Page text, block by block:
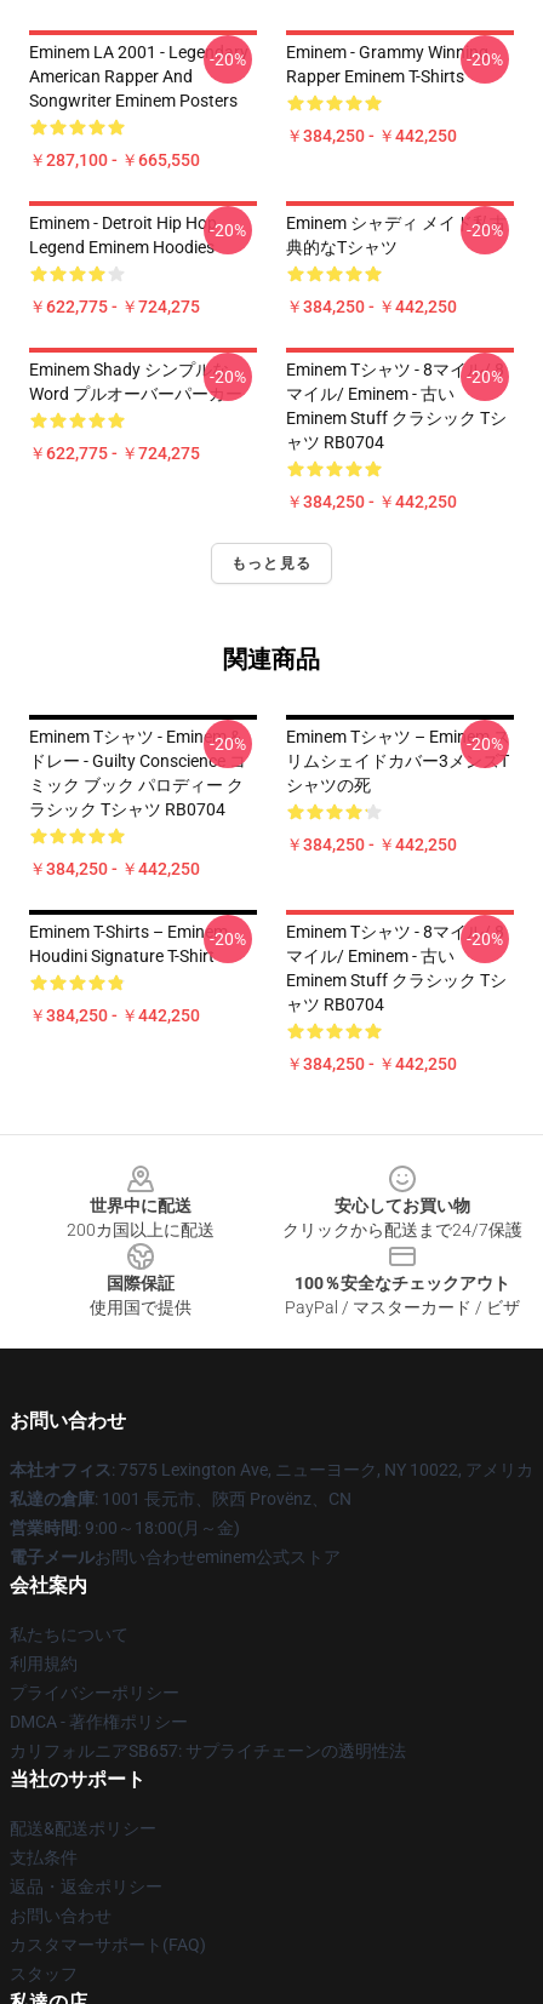
Eminem LA 2001 - Legendary
American Rapper And
Songwriter Eminem Posters
￥287,100 - ￥665,550
-20%
Eminem - Grammy Winning
Rapper Eminem T-Shirts
￥384,250 - ￥442,250
-20%
Eminem - Detroit Hip Hop
Legend Eminem Hoodies
￥622,775 - ￥724,275
-20%
Eminem シャディ メイド私古
典的なTシャツ
￥384,250 - ￥442,250
-20%
Eminem Shady シンプルな
Word プルオーバーパーカー
￥622,775 - ￥724,275
-20%
Eminem Tシャツ - 8マイル/ 8
マイル/ Eminem - 古い
Eminem Stuff クラシック Tシ
ャツ RB0704
￥384,250 - ￥442,250
-20%
もっと見る
関連商品
Eminem Tシャツ - Eminem &
ドレー - Guilty Conscience コ
ミック ブック パロディー ク
ラシック Tシャツ RB0704
￥384,250 - ￥442,250
-20%
Eminem Tシャツ – Eminem ス
リムシェイドカバー3メンズT
シャツの死
￥384,250 - ￥442,250
-20%
Eminem T-Shirts – Eminem
Houdini Signature T-Shirt
￥384,250 - ￥442,250
-20%
Eminem Tシャツ - 8マイル/ 8
マイル/ Eminem - 古い
Eminem Stuff クラシック Tシ
ャツ RB0704
￥384,250 - ￥442,250
-20%
世界中に配送
200カ国以上に配送
安心してお買い物
クリックから配送まで24/7保護
国際保証
使用国で提供
100％安全なチェックアウト
PayPal / マスターカード / ビザ
お問い合わせ
本社オフィス: 7575 Lexington Ave, ニューヨーク, NY 10022, アメリカ
私達の倉庫: 1001 長元市、陝西 Provënz、CN
営業時間: 9:00～18:00(月～金)
電子メールお問い合わせeminem公式ストア
会社案内
私たちについて
利用規約
プライバシーポリシー
DMCA - 著作権ポリシー
カリフォルニアSB657: サプライチェーンの透明性法
当社のサポート
配送&配送ポリシー
支払条件
返品・返金ポリシー
お問い合わせ
カスタマーサポート(FAQ)
スタッフ